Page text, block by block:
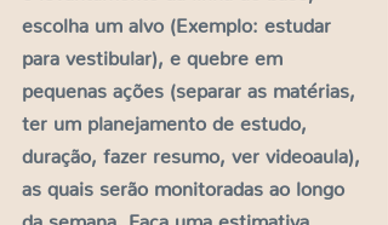
escolha um alvo (Exemplo: estudar
para vestibular), e quebre em
pequenas ações (separar as matérias,
ter um planejamento de estudo,
duração, fazer resumo, ver videoaula),
as quais serão monitoradas ao longo
da semana. Faça uma estimativa